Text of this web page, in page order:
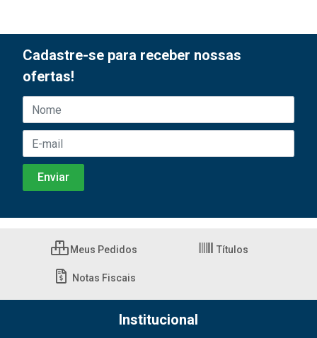
Cadastre-se para receber nossas
ofertas!
Meus Pedidos Títulos
Notas Fiscais
Institucional